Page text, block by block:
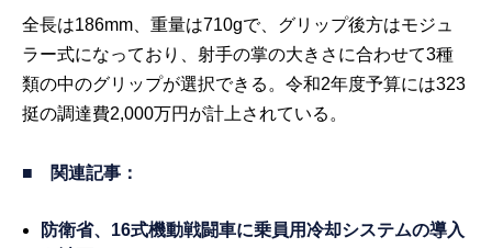
全長は186mm、重量は710gで、グリップ後方はモジュ
ラー式になっており、射手の掌の大きさに合わせて3種
類の中のグリップが選択できる。令和2年度予算には323
挺の調達費2,000万円が計上されている。
■ 関連記事：
防衛省、16式機動戦闘車に乗員用冷却システムの導入